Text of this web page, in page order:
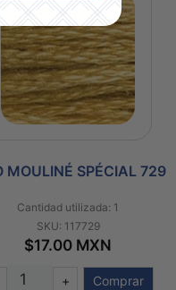
MOULINÉ SPÉCIAL 729
Cantidad utilizada: 1
SKU: 117729
$17.00 MXN
+ Comprar